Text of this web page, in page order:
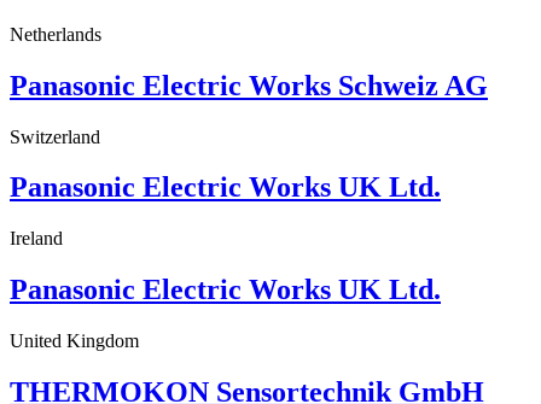
Netherlands
Panasonic Electric Works Schweiz AG
Switzerland
Panasonic Electric Works UK Ltd.
Ireland
Panasonic Electric Works UK Ltd.
United Kingdom
THERMOKON Sensortechnik GmbH